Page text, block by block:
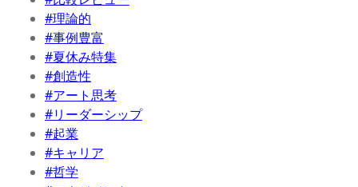
#理論的
#事例豊富
#夏休み特集
#創造性
#アート思考
#リーダーシップ
#起業
#キャリア
#哲学